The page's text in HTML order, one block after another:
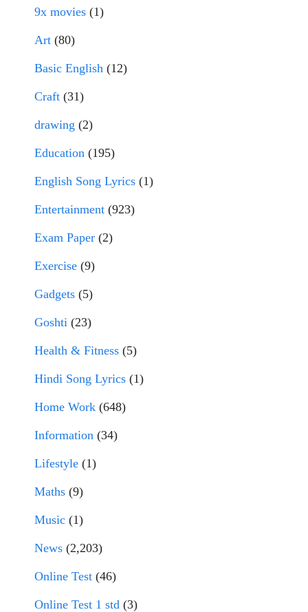
9x movies (1)
Art (80)
Basic English (12)
Craft (31)
drawing (2)
Education (195)
English Song Lyrics (1)
Entertainment (923)
Exam Paper (2)
Exercise (9)
Gadgets (5)
Goshti (23)
Health & Fitness (5)
Hindi Song Lyrics (1)
Home Work (648)
Information (34)
Lifestyle (1)
Maths (9)
Music (1)
News (2,203)
Online Test (46)
Online Test 1 std (3)